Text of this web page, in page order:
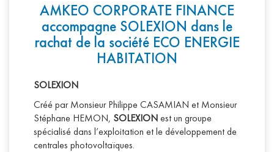
AMKEO CORPORATE FINANCE
accompagne SOLEXION dans le
rachat de la société ECO ENERGIE
HABITATION
SOLEXION
Créé par Monsieur Philippe CASAMIAN et Monsieur
Stéphane HEMON, SOLEXIONest un groupe
spécialisé dans l’exploitation et le développement de
centrales photovoltaïques.